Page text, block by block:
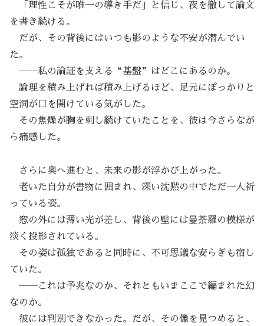
「理性こそが唯一の導き手だ」と信じ、夜を徹して論文
を書き続ける。
だが、その背後にはいつも影のような不安が潜んでい
た。
──私の論証を支える“基盤”はどこにあるのか。
論理を積み上げれば積み上げるほど、足元にぽっかりと
空洞が口を開けている気がした。
その焦燥が胸を刺し続けていたことを、彼は今さらなが
ら痛感した。
さらに奥へ進むと、未来の影が浮かび上がった。
老いた自分が書物に囲まれ、深い沈黙の中でただ一人祈
っている姿。
窓の外には薄い光が差し、背後の壁には曼荼羅の模様が
淡く投影されている。
その姿は孤独であると同時に、不可思議な安らぎも宿し
ていた。
──これは予兆なのか、それともいまここで編まれた幻
なのか。
彼には判別できなかった。だが、その像を見つめると、